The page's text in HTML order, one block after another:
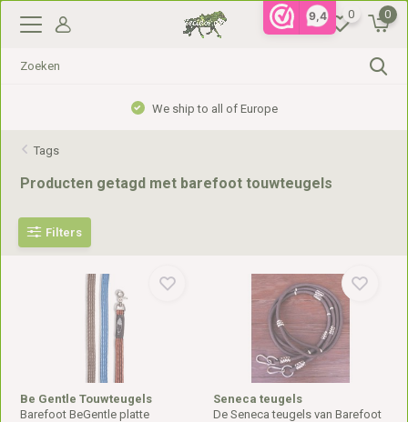
9,4 0 0
We ship to all of Europe
Tags
Producten getagd met barefoot touwteugels
Filters
Be Gentle Touwteugels
Barefoot BeGentle platte
Seneca teugels
De Seneca teugels van Barefoot